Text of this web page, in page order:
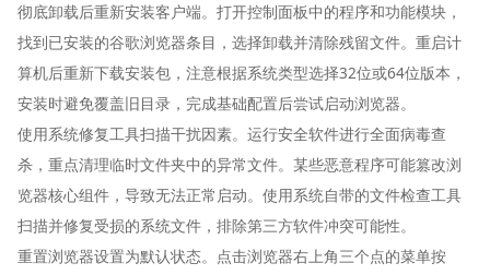
彻底卸载后重新安装客户端。打开控制面板中的程序和功能模块，
找到已安装的谷歌浏览器条目，选择卸载并清除残留文件。重启计
算机后重新下载安装包，注意根据系统类型选择32位或64位版本，
安装时避免覆盖旧目录，完成基础配置后尝试启动浏览器。
使用系统修复工具扫描干扰因素。运行安全软件进行全面病毒查
杀，重点清理临时文件夹中的异常文件。某些恶意程序可能篡改浏
览器核心组件，导致无法正常启动。使用系统自带的文件检查工具
扫描并修复受损的系统文件，排除第三方软件冲突可能性。
重置浏览器设置为默认状态。点击浏览器右上角三个点的菜单按